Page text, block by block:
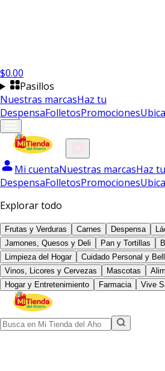
$0.00
Pasillos
Nuestras marcasHaz tu
DespensaFolletosPromociones
Mi cuentaNuestras marcasHaz tu
DespensaFolletosPromociones
Explorar todo
Frutas y Verduras Carnes Despensa
Jamones, Quesos y Deli
Pan y Tortillas
Limpieza del Hogar
Cuidado Personal y
Vinos, Licores y Cervezas
Mascotas
Hogar y Entretenimiento
Farmacia Vive